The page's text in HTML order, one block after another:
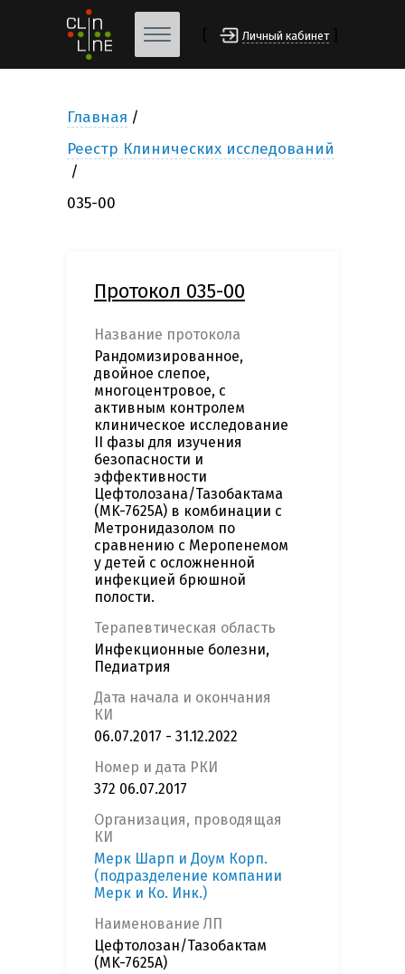
Личный кабинет
Главная
Реестр Клинических исследований
035-00
Протокол 035-00
Название протокола
Рандомизированное,
двойное слепое,
многоцентровое, с
активным контролем
клиническое исследование
II фазы для изучения
безопасности и
эффективности
Цефтолозана/Тазобактама
(MK-7625A) в комбинации с
Метронидазолом по
сравнению с Меропенемом
у детей с осложненной
инфекцией брюшной
полости.
Терапевтическая область
Инфекционные болезни,
Педиатрия
Дата начала и окончания
КИ
06.07.2017 - 31.12.2022
Номер и дата РКИ
372 06.07.2017
Организация, проводящая
КИ
Мерк Шарп и Доум Корп.
(подразделение компании
Мерк и Ко. Инк.)
Наименование ЛП
Цефтолозан/Тазобактам
(MK-7625A)